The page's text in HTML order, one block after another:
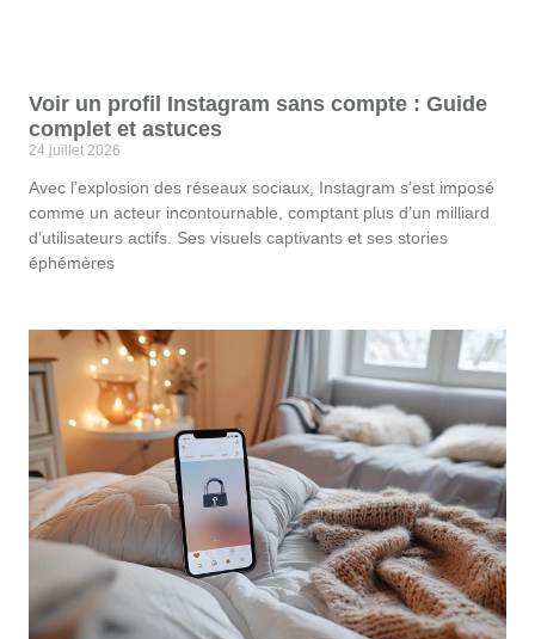
Voir un profil Instagram sans compte : Guide
complet et astuces
24 juillet 2026
Avec l’explosion des réseaux sociaux, Instagram s’est imposé
comme un acteur incontournable, comptant plus d’un milliard
d’utilisateurs actifs. Ses visuels captivants et ses stories
éphémères